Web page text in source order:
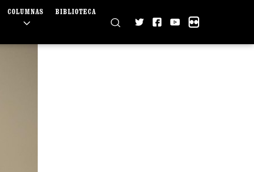
COLUMNAS BIBLIOTECA